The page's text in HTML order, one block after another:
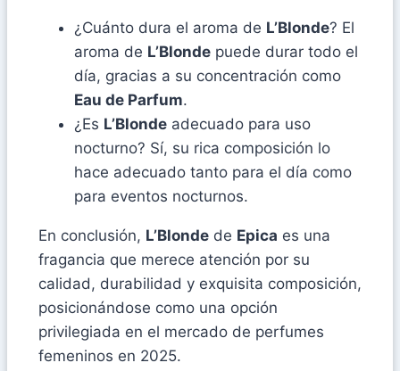
¿Cuánto dura el aroma de L’Blonde? El
aroma de L’Blonde puede durar todo el
día, gracias a su concentración como
Eau de Parfum.
¿Es L’Blonde adecuado para uso
nocturno? Sí, su rica composición lo
hace adecuado tanto para el día como
para eventos nocturnos.
En conclusión, L’Blonde de Epica es una
fragancia que merece atención por su
calidad, durabilidad y exquisita composición,
posicionándose como una opción
privilegiada en el mercado de perfumes
femeninos en 2025.